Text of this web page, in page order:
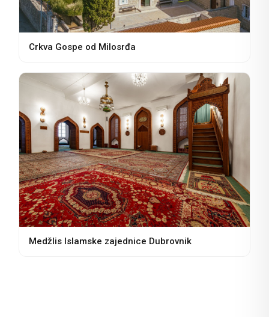
Crkva Gospe od Milosrđa
Medžlis Islamske zajednice Dubrovnik